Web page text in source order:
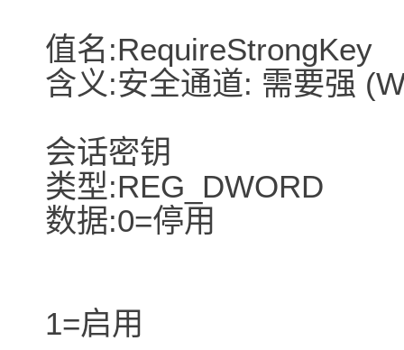
值名:RequireStrongKey
含义:安全通道: 需要强
会话密钥
类型:REG_DWORD
数据:0=停用
1=启用